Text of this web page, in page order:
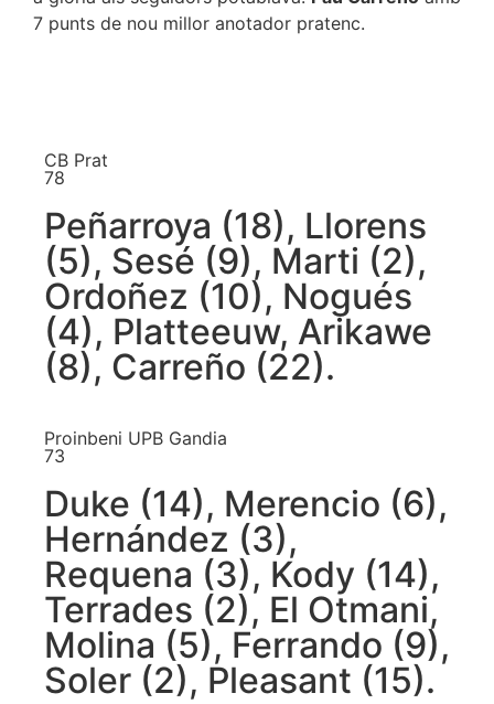
7 punts de nou millor anotador pratenc.
CB Prat
78
Peñarroya (18), Llorens
(5), Sesé (9), Marti (2),
Ordoñez (10), Nogués
(4), Platteeuw, Arikawe
(8), Carreño (22).
Proinbeni UPB Gandia
73
Duke (14), Merencio (6),
Hernández (3),
Requena (3), Kody (14),
Terrades (2), El Otmani,
Molina (5), Ferrando (9),
Soler (2), Pleasant (15).